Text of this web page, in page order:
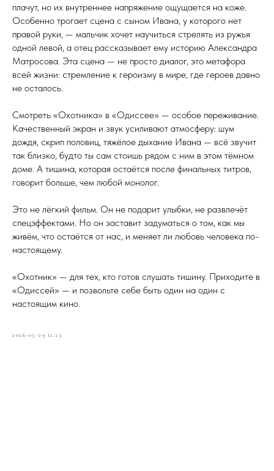
плачут, но их внутреннее напряжение ощущается на коже.
Особенно трогает сцена с сыном Ивана, у которого нет
правой руки, — мальчик хочет научиться стрелять из ружья
одной левой, а отец рассказывает ему историю Александра
Матросова. Эта сцена — не просто диалог, это метафора
всей жизни: стремление к героизму в мире, где героев давно
не осталось.
Смотреть «Охотника» в «Одиссее» — особое переживание.
Качественный экран и звук усиливают атмосферу: шум
дождя, скрип половиц, тяжёлое дыхание Ивана — всё звучит
так близко, будто ты сам стоишь рядом с ним в этом тёмном
доме. А тишина, которая остаётся после финальных титров,
говорит больше, чем любой монолог.
Это не лёгкий фильм. Он не подарит улыбки, не развлечёт
спецэффектами. Но он заставит задуматься о том, как мы
живём, что остаётся от нас, и меняет ли любовь человека по-
настоящему.
«Охотник» — для тех, кто готов слушать тишину. Приходите в
«Одиссей» — и позвольте себе быть один на один с
настоящим кино.
2026-05-29 12:23